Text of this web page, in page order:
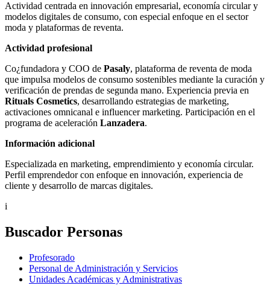
Actividad centrada en innovación empresarial, economía circular y
modelos digitales de consumo, con especial enfoque en el sector
moda y plataformas de reventa.
Actividad profesional
Co¿fundadora y COO de Pasaly, plataforma de reventa de moda
que impulsa modelos de consumo sostenibles mediante la curación y
verificación de prendas de segunda mano. Experiencia previa en
Rituals Cosmetics, desarrollando estrategias de marketing,
activaciones omnicanal e influencer marketing. Participación en el
programa de aceleración Lanzadera.
Información adicional
Especializada en marketing, emprendimiento y economía circular.
Perfil emprendedor con enfoque en innovación, experiencia de
cliente y desarrollo de marcas digitales.
i
Buscador Personas
Profesorado
Personal de Administración y Servicios
Unidades Académicas y Administrativas